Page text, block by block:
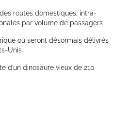
routes domestiques, intra-
par volume de passagers
où seront désormais délivrés
Unis
d’un dinosaure vieux de 210